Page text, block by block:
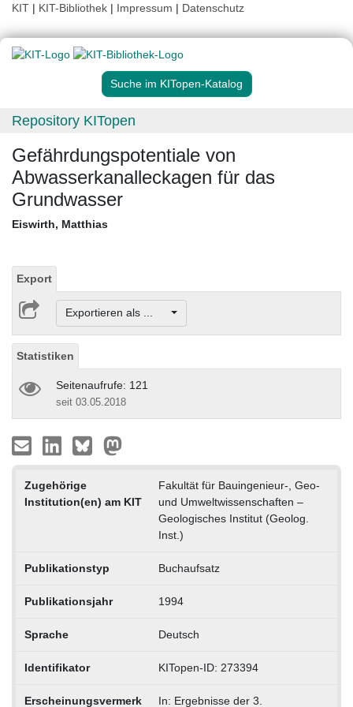
KIT | KIT-Bibliothek | Impressum | Datenschutz
Suche im KITopen-Katalog
Repository KITopen
Gefährdungspotentiale von
Abwasserkanalleckagen für das
Grundwasser
Eiswirth, Matthias
Export
Exportieren als ...
Statistiken
Seitenaufrufe: 121
seit 03.05.2018
Zugehörige
Institution(en) am KIT
Fakultät für Bauingenieur-, Geo-
und Umweltwissenschaften –
Geologisches Institut (Geolog.
Inst.)
Publikationstyp Buchaufsatz
Publikationsjahr 1994
Sprache Deutsch
Identifikator KITopen-ID: 273394
Erscheinungsvermerk In: Ergebnisse der 3.